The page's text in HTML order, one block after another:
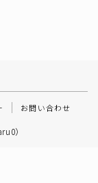
お問い合わせ
）